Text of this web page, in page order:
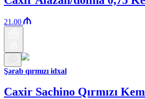
21.00
Şərab qırmızı idxal
Caxir Sachino Qırmızı